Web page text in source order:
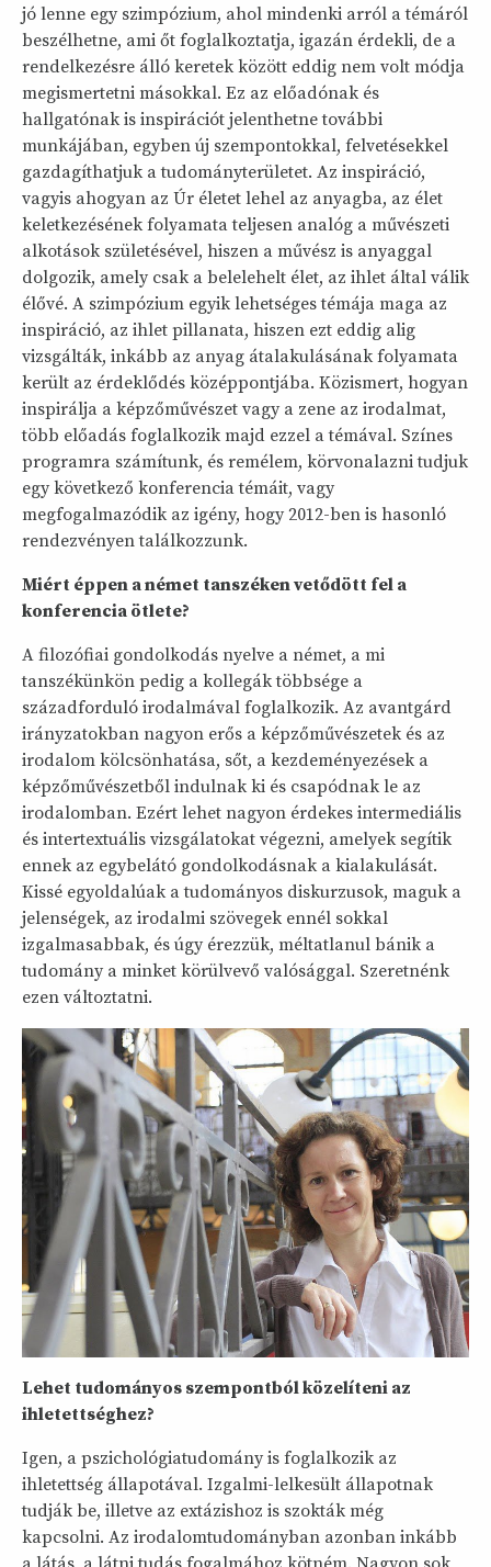
jó lenne egy szimpózium, ahol mindenki arról a témáról
beszélhetne, ami őt foglalkoztatja, igazán érdekli, de a
rendelkezésre álló keretek között eddig nem volt módja
megismertetni másokkal. Ez az előadónak és
hallgatónak is inspirációt jelenthetne további
munkájában, egyben új szempontokkal, felvetésekkel
gazdagíthatjuk a tudományterületet. Az inspiráció,
vagyis ahogyan az Úr életet lehel az anyagba, az élet
keletkezésének folyamata teljesen analóg a művészeti
alkotások születésével, hiszen a művész is anyaggal
dolgozik, amely csak a belelehelt élet, az ihlet által válik
élővé. A szimpózium egyik lehetséges témája maga az
inspiráció, az ihlet pillanata, hiszen ezt eddig alig
vizsgálták, inkább az anyag átalakulásának folyamata
került az érdeklődés középpontjába. Közismert, hogyan
inspirálja a képzőművészet vagy a zene az irodalmat,
több előadás foglalkozik majd ezzel a témával. Színes
programra számítunk, és remélem, körvonalazni tudjuk
egy következő konferencia témáit, vagy
megfogalmazódik az igény, hogy 2012-ben is hasonló
rendezvényen találkozzunk.
Miért éppen a német tanszéken vetődött fel a
konferencia ötlete?
A filozófiai gondolkodás nyelve a német, a mi
tanszékünkön pedig a kollegák többsége a
századforduló irodalmával foglalkozik. Az avantgárd
irányzatokban nagyon erős a képzőművészetek és az
irodalom kölcsönhatása, sőt, a kezdeményezések a
képzőművészetből indulnak ki és csapódnak le az
irodalomban. Ezért lehet nagyon érdekes intermediális
és intertextuális vizsgálatokat végezni, amelyek segítik
ennek az egybelátó gondolkodásnak a kialakulását.
Kissé egyoldalúak a tudományos diskurzusok, maguk a
jelenségek, az irodalmi szövegek ennél sokkal
izgalmasabbak, és úgy érezzük, méltatlanul bánik a
tudomány a minket körülvevő valósággal. Szeretnénk
ezen változtatni.
Lehet tudományos szempontból közelíteni az
ihletettséghez?
Igen, a pszichológiatudomány is foglalkozik az
ihletettség állapotával. Izgalmi-lelkesült állapotnak
tudják be, illetve az extázishoz is szokták még
kapcsolni. Az irodalomtudományban azonban inkább